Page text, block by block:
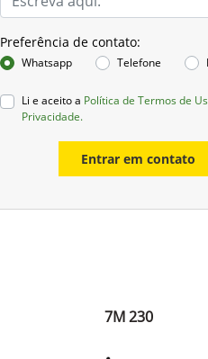
Preferência de contato:
Whatsapp Telefone
Li e aceito a Política de Termos de
Privacidade.
Entrar em contato
7M 230